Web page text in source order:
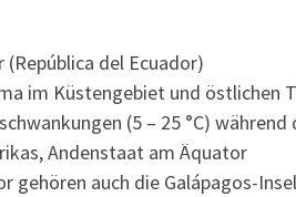
(República del Ecuador)
im Küstengebiet und östlichen
(5 – 25 °C) während
Andenstaat am Äquator
gehören auch die Galápagos-